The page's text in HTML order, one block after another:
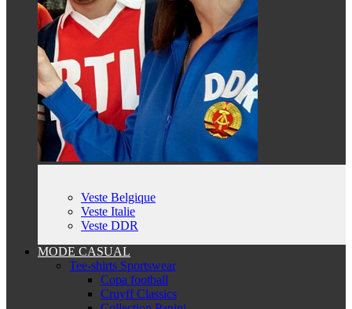
Veste Belgique
Veste Italie
Veste DDR
MODE CASUAL
Tee-shirts Sportswear
Copa football
Cruyff Classics